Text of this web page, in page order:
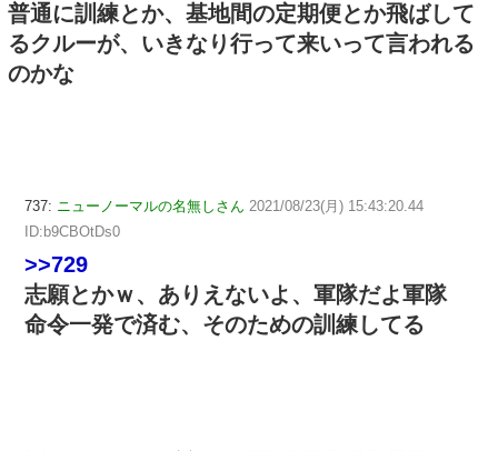
普通に訓練とか、基地間の定期便とか飛ばして
るクルーが、いきなり行って来いって言われる
のかな
737: ニューノーマルの名無しさん 2021/08/23(月) 15:43:20.44
ID:b9CBOtDs0
>>729
志願とかｗ、ありえないよ、軍隊だよ軍隊
命令一発で済む、そのための訓練してる